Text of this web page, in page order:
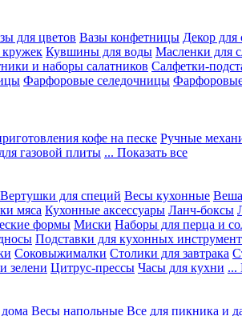
для цветов Вазы конфетницы Декор для
Кувшины для воды Масленки для
и наборы салатников Салфетки-
Фарфоровые селедочницы
кофе на песке Ручные
газовой плиты ... Показать все
Вертушки для специй Весы кухонные
мяса Кухонные аксессуары Ланч-боксы
формы Миски Наборы для перца и
Подставки для кухонных
Соковыжималки Столики для завтрака
зелени Цитрус-прессы Часы для кухни ...
Весы напольные Все для пикника и